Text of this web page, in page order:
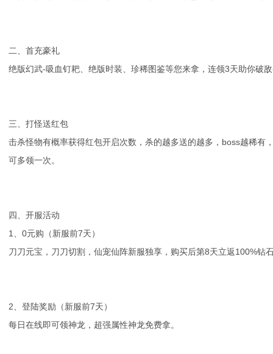
二、首充豪礼
绝版幻武-吸血钉耙、绝版时装、珍稀图鉴等您来拿，连领3天助你破
三、打怪送红包
击杀怪物有概率获得红包开启次数，杀的越多送的越多，boss越稀有
可多领一次。
四、开服活动
1、0元购（新服前7天）
刀刀元宝，刀刀切割，仙宠仙阵新服独享，购买后第8天立返100%钻
2、登陆奖励（新服前7天）
每日在线即可领神龙，超强属性神龙免费拿。